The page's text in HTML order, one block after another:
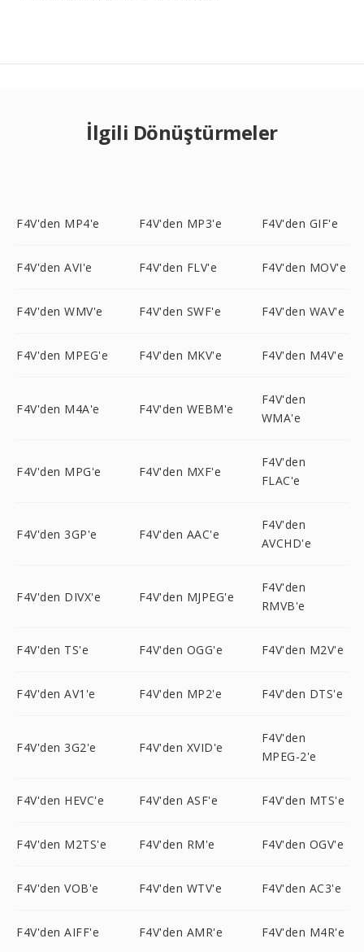
İlgili Dönüştürmeler
F4V'den MP4'e F4V'den MP3'e F4V'den GIF'e
F4V'den AVI'e F4V'den FLV'e F4V'den MOV'e
F4V'den WMV'e F4V'den SWF'e F4V'den WAV'e
F4V'den MPEG'e F4V'den MKV'e F4V'den M4V'e
F4V'den M4A'e F4V'den WEBM'e
F4V'den
WMA'e
F4V'den MPG'e F4V'den MXF'e
F4V'den
FLAC'e
F4V'den 3GP'e F4V'den AAC'e
F4V'den
AVCHD'e
F4V'den DIVX'e F4V'den MJPEG'e
F4V'den
RMVB'e
F4V'den TS'e F4V'den OGG'e F4V'den M2V'e
F4V'den AV1'e F4V'den MP2'e F4V'den DTS'e
F4V'den 3G2'e F4V'den XVID'e
F4V'den
MPEG-2'e
F4V'den HEVC'e F4V'den ASF'e F4V'den MTS'e
F4V'den M2TS'e F4V'den RM'e F4V'den OGV'e
F4V'den VOB'e F4V'den WTV'e F4V'den AC3'e
F4V'den AIFF'e F4V'den AMR'e F4V'den M4R'e